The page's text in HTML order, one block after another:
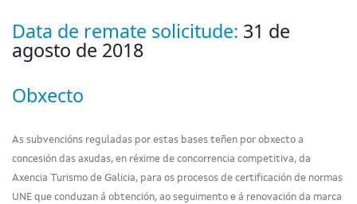
Data de remate solicitude: 31 de
agosto de 2018
Obxecto
As subvencións reguladas por estas bases teñen por obxecto a
concesión das axudas, en réxime de concorrencia competitiva, da
Axencia Turismo de Galicia, para os procesos de certificación de normas
UNE que conduzan á obtención, ao seguimento e á renovación da marca